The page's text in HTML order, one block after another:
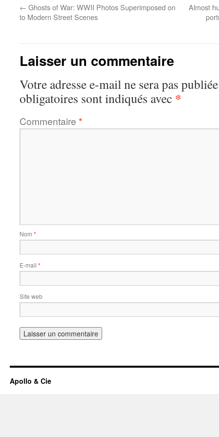
← Ghosts of War: WWII Photos Superimposed on
to Modern Street Scenes
Almost
Laisser un commentaire
Votre adresse e-mail ne sera pas
obligatoires sont indiqués avec *
Commentaire *
Nom *
E-mail *
Site web
Apollo & Cie